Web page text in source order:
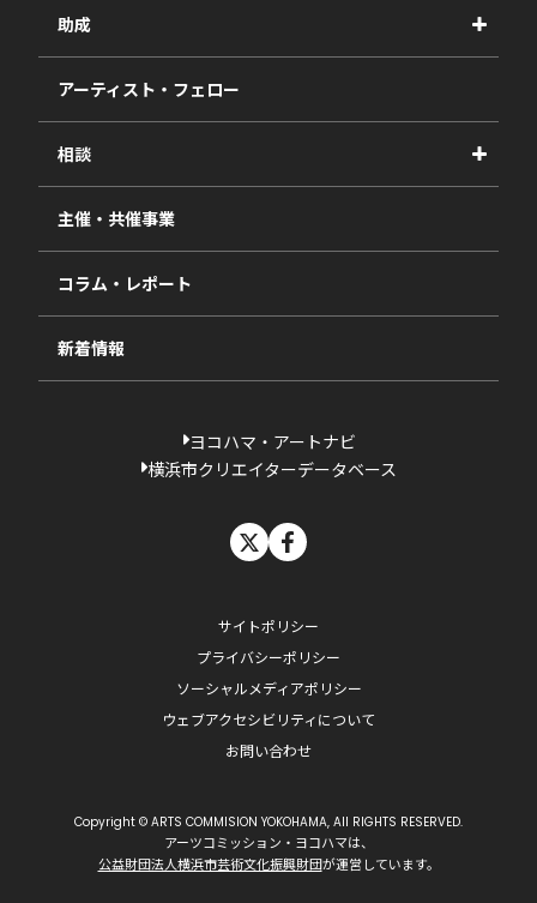
事業紹介
事業報告書
助成
2027年度
2026年度
2025年度
2024年度
2023年度
過去の採択一覧
アーティスト・フェロー
相談
視察・ヒアリング・研究
相談依頼フォーム
主催・共催事業
コラム・レポート
新着情報
ヨコハマ・アートナビ
横浜市クリエイターデータベース
サイトポリシー
プライバシーポリシー
ソーシャルメディアポリシー
ウェブアクセシビリティについて
お問い合わせ
Copyright © ARTS COMMISION YOKOHAMA, All RIGHTS RESERVED.
アーツコミッション・ヨコハマは、
公益財団法人横浜市芸術文化振興財団が運営しています。